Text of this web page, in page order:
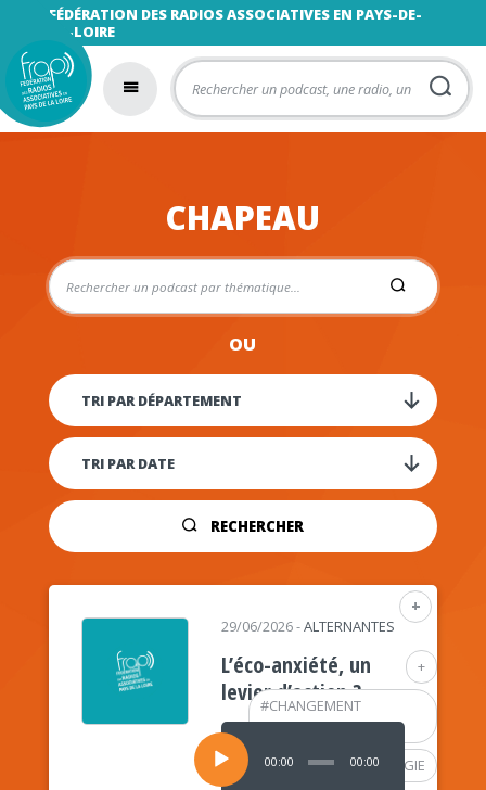
FÉDÉRATION DES RADIOS ASSOCIATIVES EN PAYS-DE-
LA-LOIRE
CHAPEAU
OU
RECHERCHER
+
+
#CHANGEMENT
CLIMATIQUE
#PSYCHOLOGIE
29/06/2026-ALTERNANTES
L’éco-anxiété, un
levier d’action ?
Lecteur
audio
00:00 00:00